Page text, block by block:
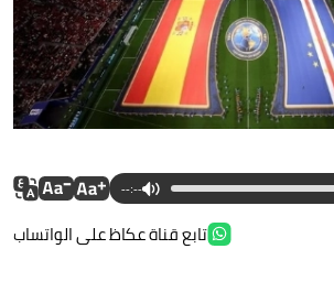
--:--
تابع قناة عكاظ على الواتساب